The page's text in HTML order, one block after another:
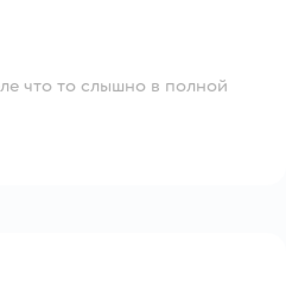
что то слышно в полной